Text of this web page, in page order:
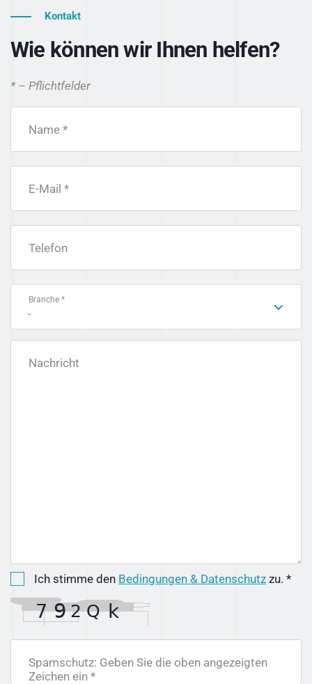
Kontakt
Wie können wir Ihnen helfen?
* – Pflichtfelder
Name *
E-Mail *
Telefon
Branche *
-
Nachricht
Ich stimme den Bedingungen & Datenschutz zu. *
Spamschutz: Geben Sie die oben angezeigten
Zeichen ein *